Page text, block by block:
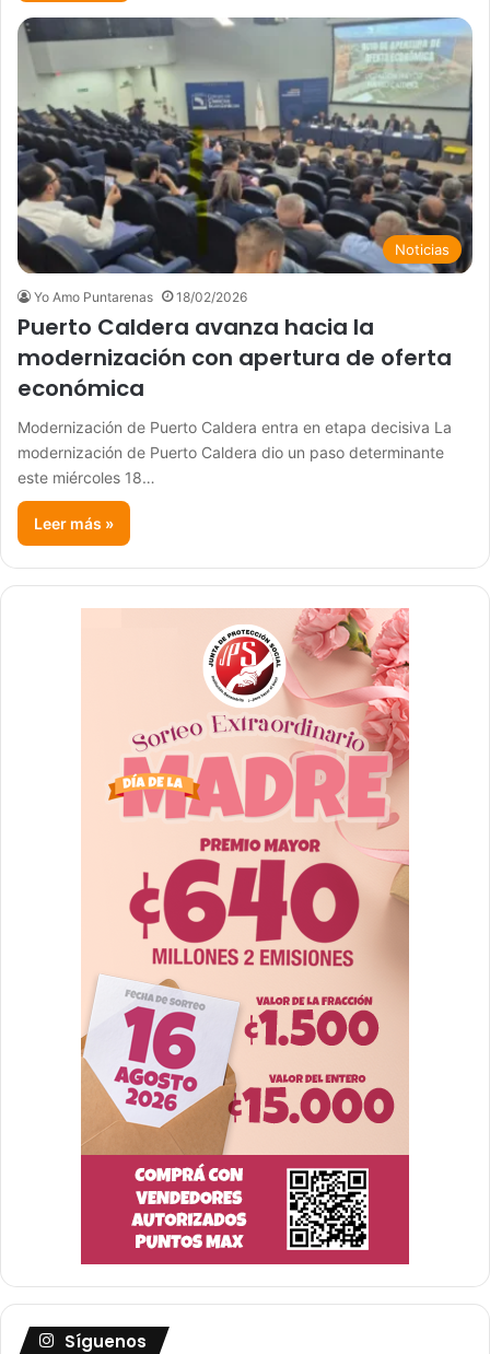
Noticias
Yo Amo Puntarenas 18/02/2026
Puerto Caldera avanza hacia la
modernización con apertura de oferta
económica
Modernización de Puerto Caldera entra en etapa decisiva La
modernización de Puerto Caldera dio un paso determinante
este miércoles 18…
Leer más »
Síguenos